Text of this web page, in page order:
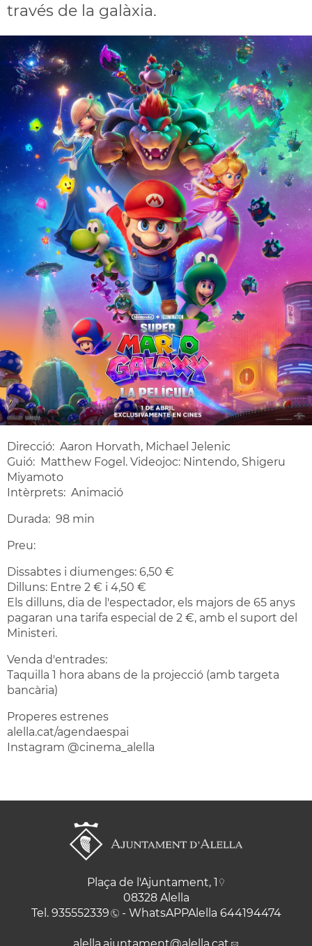
través de la galàxia.
Direcció: Aaron Horvath, Michael Jelenic
Guió: Matthew Fogel. Videojoc: Nintendo, Shigeru
Miyamoto
Intèrprets: Animació
Durada: 98 min
Preu:
Dissabtes i diumenges: 6,50 €
Dilluns: Entre 2 € i 4,50 €
Els dilluns, dia de l'espectador, els majors de 65 anys
pagaran una tarifa especial de 2 €, amb el suport del
Ministeri.
Venda d'entrades:
Taquilla 1 hora abans de la projecció (amb targeta
bancària)
Properes estrenes
alella.cat/agendaespai
Instagram @cinema_alella
Plaça de l'Ajuntament, 1
08328 Alella
Tel. 935552339 - WhatsAPPAlella 644194474